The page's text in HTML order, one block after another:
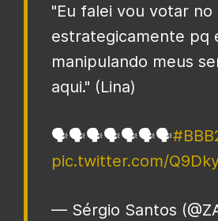
"Eu falei vou votar no
estrategicamente pq
manipulando meus
aqui." (Lina)
🗣️🗣️🗣️🗣️🗣️🗣️🗣️
pic.twitter.com/
— Sérgio Santos